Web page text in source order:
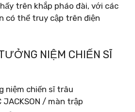
trên khắp pháo đài, với các
có thể truy cập trên điện
NIỆM CHIẾN SĨ
JACKSON / màn trập